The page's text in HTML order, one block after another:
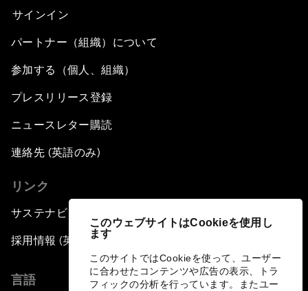
このウェブサイトはCookieを使用し
ます
このサイトではCookieを使って、ユーザー
に合わせたコンテンツや広告の表示、トラ
フィックの分析を行っています。またユー
サインイン
パートナー（組織）について
参加する（個人、組織）
プレスリリース登録
ニュースレター購読
連絡先 (英語のみ)
リンク
サステナビリティへの取り組み
採用情報 (英語のみ)
言語